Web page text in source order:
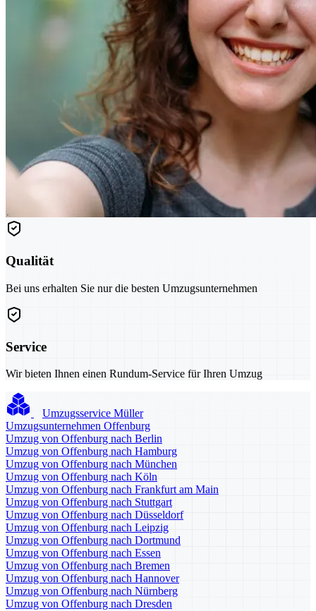
Qualität
Bei uns erhalten Sie nur die besten Umzugsunternehmen
Service
Wir bieten Ihnen einen Rundum-Service für Ihren Umzug
Umzugsservice Müller
Umzugsunternehmen Offenburg
Umzug von Offenburg nach Berlin
Umzug von Offenburg nach Hamburg
Umzug von Offenburg nach München
Umzug von Offenburg nach Köln
Umzug von Offenburg nach Frankfurt am Main
Umzug von Offenburg nach Stuttgart
Umzug von Offenburg nach Düsseldorf
Umzug von Offenburg nach Leipzig
Umzug von Offenburg nach Dortmund
Umzug von Offenburg nach Essen
Umzug von Offenburg nach Bremen
Umzug von Offenburg nach Hannover
Umzug von Offenburg nach Nürnberg
Umzug von Offenburg nach Dresden